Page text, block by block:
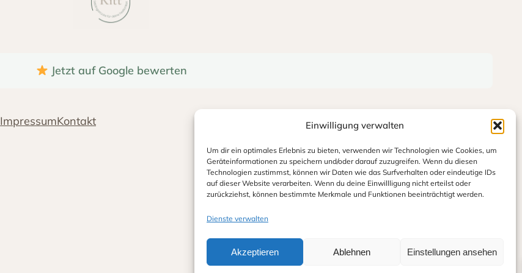
Einwilligung verwalten
Um dir ein optimales Erlebnis zu bieten, verwenden wir Technologien wie Cookies, um
Geräteinformationen zu speichern und/oder darauf zuzugreifen. Wenn du diesen
Technologien zustimmst, können wir Daten wie das Surfverhalten oder eindeutige IDs
auf dieser Website verarbeiten. Wenn du deine Einwillligung nicht erteilst oder
zurückziehst, können bestimmte Merkmale und Funktionen beeinträchtigt werden.
Dienste verwalten
Akzeptieren Ablehnen Einstellungen ansehen
Jetzt auf Google bewerten
ImpressumKontakt